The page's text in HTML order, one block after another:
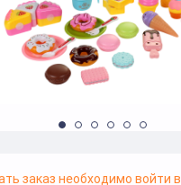
заказ необходимо войти в